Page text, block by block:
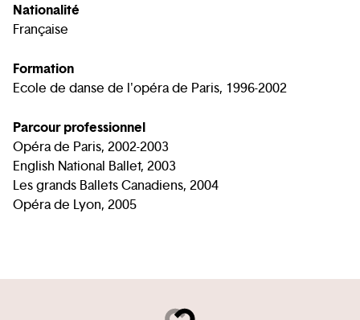
Nationalité
Française
Formation
Ecole de danse de l'opéra de Paris, 1996-2002
Parcour professionnel
Opéra de Paris, 2002-2003
English National Ballet, 2003
Les grands Ballets Canadiens, 2004
Opéra de Lyon, 2005